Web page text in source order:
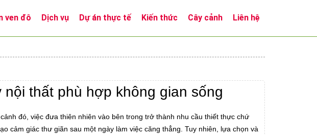
ven đô Dịch vụ Dự án thực tế Kiến thức Cây cảnh Liên hệ
thất phù hợp không gian sống
đó, việc đưa thiên nhiên vào bên trong trở thành nhu cầu thiết thực chứ
cảm giác thư giãn sau một ngày làm việc căng thẳng. Tuy nhiên, lựa chọn và